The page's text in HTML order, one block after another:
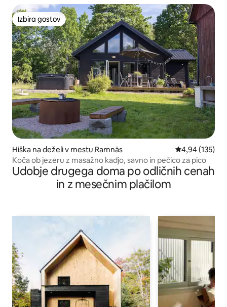
Izbira gostov
Izbira gostov
Hiška na deželi v mestu Ramnäs Povprečna
4,94 (135)
Koča ob jezeru z masažno kadjo, savno in pečico za pico
Udobje drugega doma po odličnih cenah
in z mesečnim plačilom